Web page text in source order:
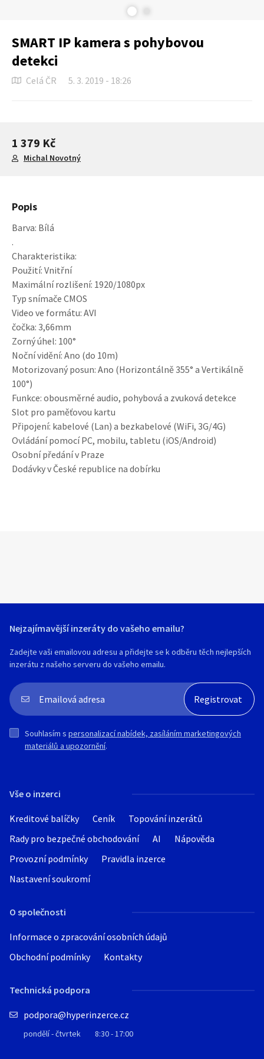
SMART IP kamera s pohybovou
detekci
Celá ČR 5. 3. 2019 - 18:26
1 379 Kč
Michal Novotný
Popis
Barva: Bílá
.
Charakteristika:
Použití: Vnitřní
Maximální rozlišení: 1920/1080px
Typ snímače CMOS
Video ve formátu: AVI
čočka: 3,66mm
Zorný úhel: 100°
Noční vidění: Ano (do 10m)
Motorizovaný posun: Ano (Horizontálně 355° a Vertikálně
100°)
Funkce: obousměrné audio, pohybová a zvuková detekce
Slot pro paměťovou kartu
Připojení: kabelové (Lan) a bezkabelové (WiFi, 3G/4G)
Ovládání pomocí PC, mobilu, tabletu (iOS/Android)
Osobní předání v Praze
Dodávky v České republice na dobírku
Vše o inzerci
Kreditové balíčky Ceník
Topování inzerátů
Rady pro bezpečné obchodování
AI
Nápověda
Provozní podmínky
Pravidla inzerce
Nastavení soukromí
O společnosti
Informace o zpracování osobních údajů
Obchodní podmínky
Kontakty
Technická podpora
podpora@hyperinzerce.cz
pondělí - čtvrtek 8:30 - 17:00
Nejzajímavější inzeráty do vašeho emailu?
Zadejte vaši emailovou adresu a přidejte se k odběru těch nejlepších
inzerátu z našeho serveru do vašeho emailu.
Souhlasím s personalizací nabídek, zasíláním marketingových
materiálů a upozornění.